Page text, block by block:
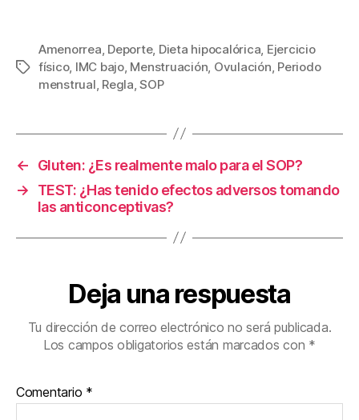
Amenorrea, Deporte, Dieta hipocalórica, Ejercicio
físico, IMC bajo, Menstruación, Ovulación, Periodo
menstrual, Regla,SOP
←
Gluten: ¿Es realmente malo para el SOP?
→
TEST: ¿Has tenido efectos adversos tomando
las anticonceptivas?
Deja una respuesta
Tu dirección de correo electrónico no será publicada.
Los campos obligatorios están marcados con *
Comentario *